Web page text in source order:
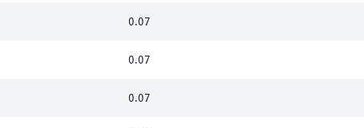
0.07
0.07
0.07